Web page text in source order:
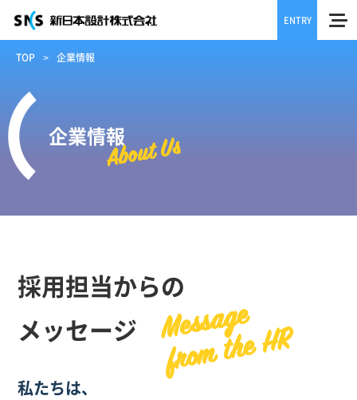
ENTRY
TOP 企業情報
企業情報
About Us
採用担当からの
メッセージ
Message
from the HR
私たちは、